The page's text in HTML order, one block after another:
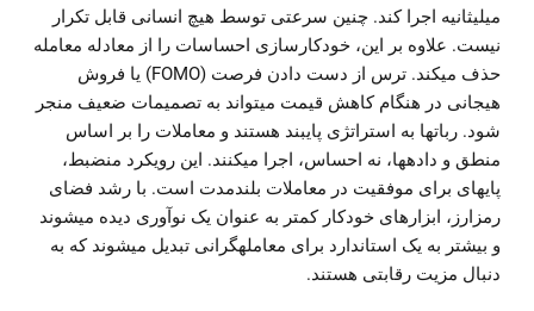
میلیثانیه اجرا کند. چنین سرعتی توسط هیچ انسانی قابل تکرار
نیست. علاوه بر این، خودکارسازی احساسات را از معادله معامله
حذف میکند. ترس از دست دادن فرصت (FOMO) یا فروش
هیجانی در هنگام کاهش قیمت میتواند به تصمیمات ضعیف منجر
شود. رباتها به استراتژی پایبند هستند و معاملات را بر اساس
منطق و دادهها، نه احساس، اجرا میکنند. این رویکرد منضبط،
پایهای برای موفقیت در معاملات بلندمدت است. با رشد فضای
رمزارز، ابزارهای خودکار کمتر به عنوان یک نوآوری دیده میشوند
و بیشتر به یک استاندارد برای معاملهگرانی تبدیل میشوند که به
دنبال مزیت رقابتی هستند.